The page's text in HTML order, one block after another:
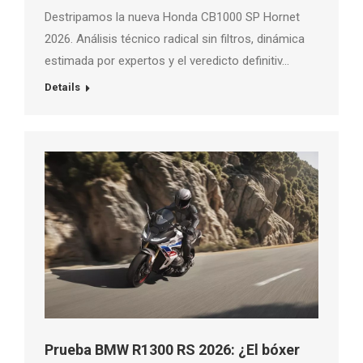
Destripamos la nueva Honda CB1000 SP Hornet
2026. Análisis técnico radical sin filtros, dinámica
estimada por expertos y el veredicto definitiv…
Details
Prueba BMW R1300 RS 2026: ¿El bóxer